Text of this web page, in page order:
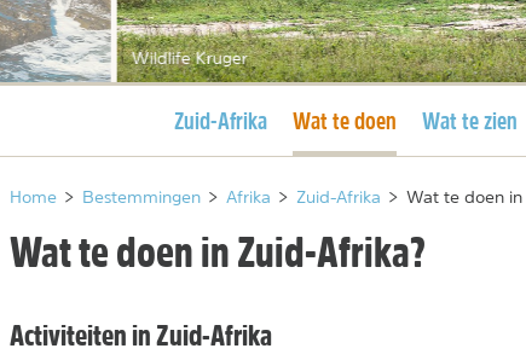
Wildlife Kruger
Huidige pagina
Zuid-Afrika Huidige pagina
Wat te doen Wat te zien
Home > Bestemmingen > Afrika > Zuid-Afrika > Wat te doen in
Wat te doen in Zuid-Afrika?
Activiteiten in Zuid-Afrika